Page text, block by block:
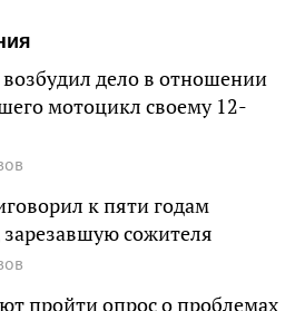
дело в отношении
мотоцикл своему 12-
к пяти годам
сожителя
пройти опрос о проблемах